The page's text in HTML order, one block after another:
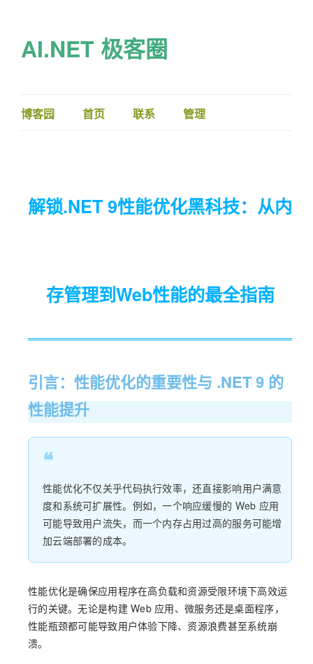
AI.NET 极客圈
博客园 首页 联系 管理
解锁.NET 9性能优化黑科技：从内
存管理到Web性能的最全指南
引言：性能优化的重要性与 .NET 9 的
性能提升
❝
性能优化不仅关乎代码执行效率，还直接影响用户满意
度和系统可扩展性。例如，一个响应缓慢的 Web 应用
可能导致用户流失，而一个内存占用过高的服务可能增
加云端部署的成本。
性能优化是确保应用程序在高负载和资源受限环境下高效运
行的关键。无论是构建 Web 应用、微服务还是桌面程序，
性能瓶颈都可能导致用户体验下降、资源浪费甚至系统崩
溃。